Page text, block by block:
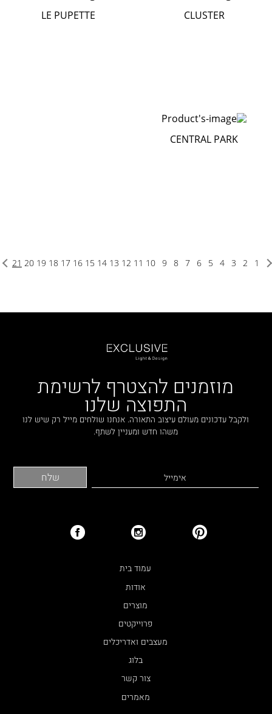
CLUSTER
LE PUPETTE
CENTRAL PARK
1
2
3
4
5
6
7
8
9
10
11
12
13
14
15
16
17
18
19
20
21
מוזמנים להצטרף לרשימת
התפוצה שלנו
ולקבל עדכונים מעולם עיצוב התאורה. אנחנו שולחים מייל רק שיש לנו
משהו חדש ומעניין לשתף.
עמוד בית
אודות
מוצרים
פרוייקטים
מעצבים ואדריכלים
בלוג
צור קשר
מאמרים